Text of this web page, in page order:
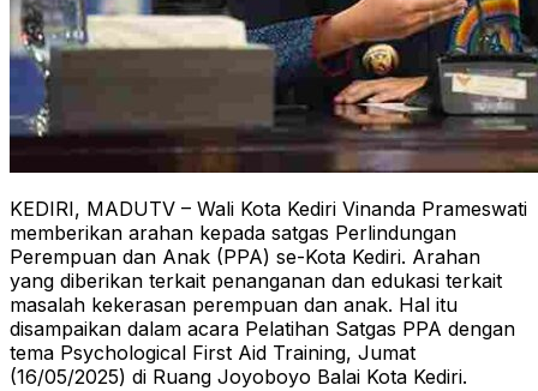
KEDIRI, MADUTV – Wali Kota Kediri Vinanda Prameswati
memberikan arahan kepada satgas Perlindungan
Perempuan dan Anak (PPA) se-Kota Kediri. Arahan
yang diberikan terkait penanganan dan edukasi terkait
masalah kekerasan perempuan dan anak. Hal itu
disampaikan dalam acara Pelatihan Satgas PPA dengan
tema Psychological First Aid Training, Jumat
(16/05/2025) di Ruang Joyoboyo Balai Kota Kediri.